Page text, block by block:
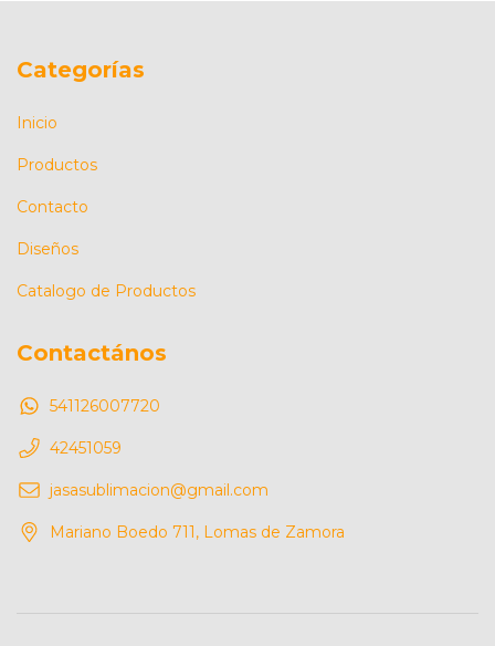
Categorías
Inicio
Productos
Contacto
Diseños
Catalogo de Productos
Contactános
541126007720
42451059
jasasublimacion@gmail.com
Mariano Boedo 711, Lomas de Zamora